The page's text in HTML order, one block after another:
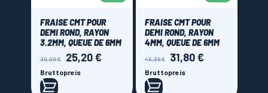
FRAISE CMT POUR
DEMI ROND, RAYON
3.2MM, QUEUE DE 6MM
Verkaufspreis
30,00 € Preis
25,20 €
Bruttopreis
FRAISE CMT POUR
DEMI ROND, RAYON
4MM, QUEUE DE 6MM
Verkaufspreis
45,36 € Preis
31,80 €
Bruttopreis